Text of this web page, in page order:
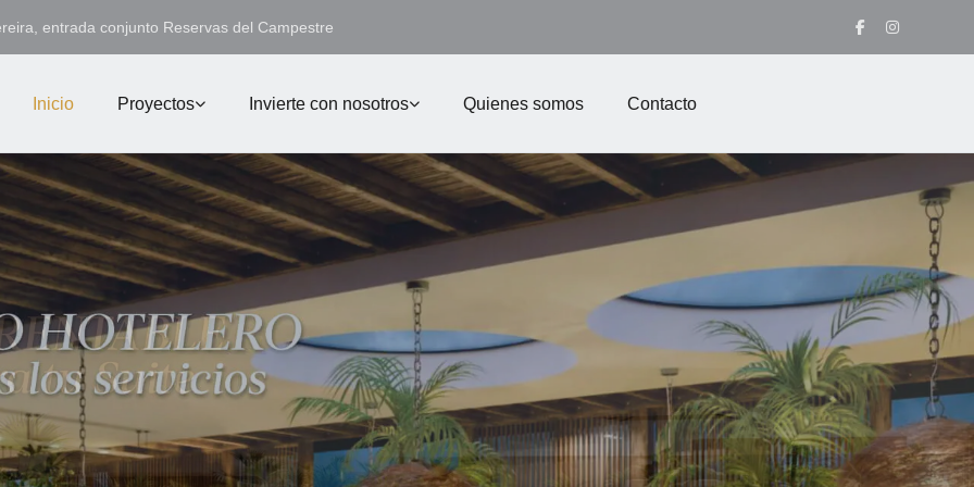
entrada conjunto Reservas del Campestre
Inicio Proyectos Invierte con nosotros Quienes somos Contacto